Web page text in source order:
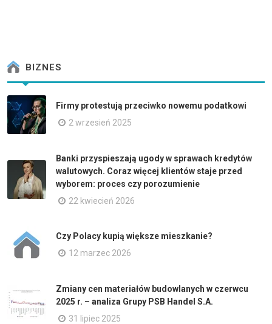
BIZNES
Firmy protestują przeciwko nowemu podatkowi
2 wrzesień 2025
Banki przyspieszają ugody w sprawach kredytów
walutowych. Coraz więcej klientów staje przed
wyborem: proces czy porozumienie
22 kwiecień 2026
Czy Polacy kupią większe mieszkanie?
12 marzec 2026
Zmiany cen materiałów budowlanych w czerwcu
2025 r. – analiza Grupy PSB Handel S.A.
31 lipiec 2025